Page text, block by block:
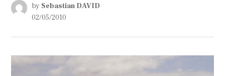
by Sebastian DAVID
02/05/2010